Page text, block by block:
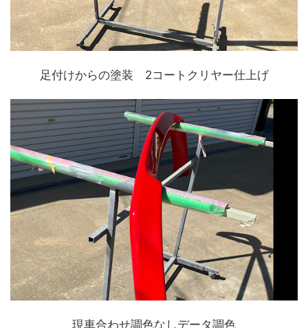
足付けからの塗装 2コートクリヤー仕上げ
現車合わせ調色なしデータ調色